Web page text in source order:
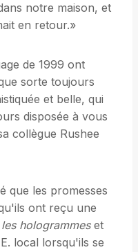
notre maison, et
en retour.»
de 1999 ont
sorte toujours
et belle, qui
disposée à vous
collègue Rushee
que les promesses
ont reçu une
hologrammeset
local lorsqu'ils se